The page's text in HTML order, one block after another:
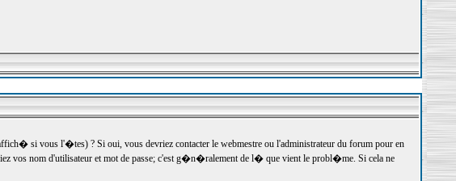
si vous l'�tes) ? Si oui, vous devriez contacter le webmestre ou l'administrateur du forum pour en
nom d'utilisateur et mot de passe; c'est g�n�ralement de l� que vient le probl�me. Si cela ne